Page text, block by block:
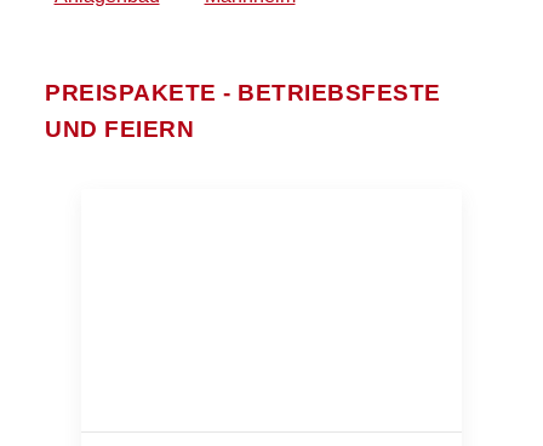
PREISPAKETE - BETRIEBSFESTE
UND FEIERN